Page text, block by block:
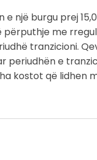
një burgu prej
me
tranzicioni.
periudhën e
kostot që lidhen